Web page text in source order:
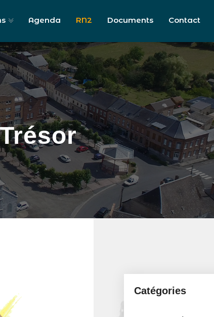
Agenda RN2 Documents Contact
Catégories